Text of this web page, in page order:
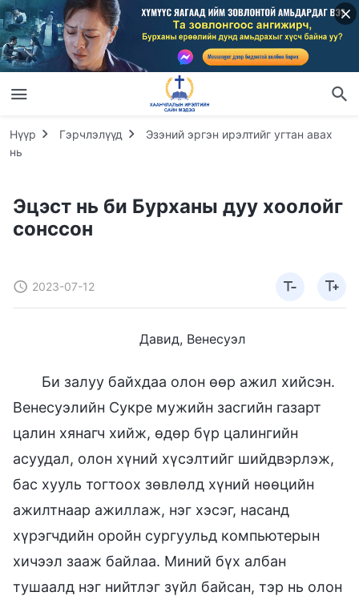
Нүүр Гэрчлэлүүд
Эзэний эргэн ирэлтийг угтан авах
нь
Эцэст нь би Бурханы дуу хоолойг
сонссон
2023-07-12
Давид, Венесуэл
Би залуу байхдаа олон өөр ажил хийсэн.
Венесуэлийн Сукре мужийн засгийн газарт
цалин хянагч хийж, өдөр бүр цалингийн
асуудал, олон хүний хүсэлтийг шийдвэрлэж,
бас хууль тогтоох зөвлөлд хүний нөөцийн
ажилтнаар ажиллаж, нэг хэсэг, насанд
хүрэгчдийн оройн сургуульд компьютерын
хичээл зааж байлаа. Миний бүх албан
тушаалд нэг нийтлэг зүйл байсан, тэр нь олон